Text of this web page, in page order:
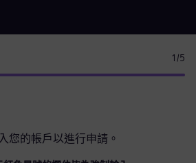
1 /5
您的帳戶以進行申請。